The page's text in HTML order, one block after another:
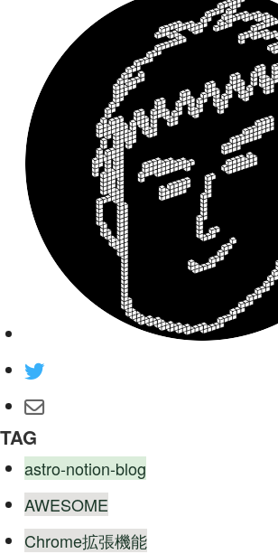
TAG
astro-notion-blog
AWESOME
Chrome拡張機能